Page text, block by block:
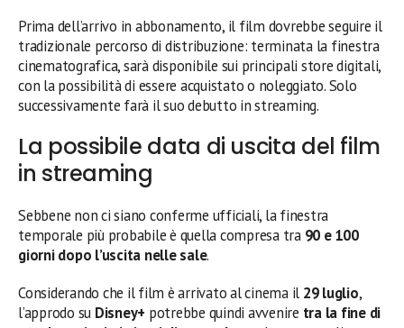
Prima dell’arrivo in abbonamento, il film dovrebbe seguire il
tradizionale percorso di distribuzione: terminata la finestra
cinematografica, sarà disponibile sui principali store digitali,
con la possibilità di essere acquistato o noleggiato. Solo
successivamente farà il suo debutto in streaming.
La possibile data di uscita del film
in streaming
Sebbene non ci siano conferme ufficiali, la finestra
temporale più probabile è quella compresa tra 90 e 100
giorni dopo l’uscita nelle sale.
Considerando che il film è arrivato al cinema il 29 luglio,
l’approdo su Disney+ potrebbe quindi avvenire tra la fine di